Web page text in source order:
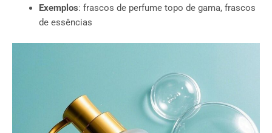
Exemplos: frascos de perfume topo de gama, frascos
de essências